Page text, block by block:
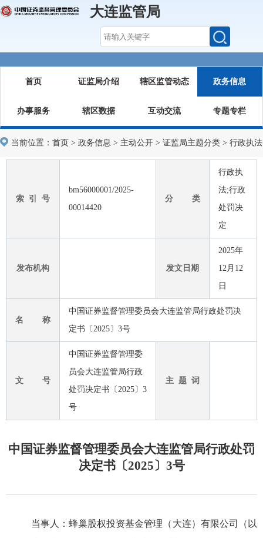
大连监管局
首页 证监局介绍 辖区监管动态 政务信息
办事服务 辖区数据 互动交流 专题专栏
当前位置： 首页 > 政务信息 > 主动公开 > 证监局主题分类 > 行政执法
索 引 号
bm56000001/2025-
00014420
分 类
行政执
法;行政
处罚决
定
发布机构 发文日期
2025年
12月12
日
名 称
中国证券监督管理委员会大连监管局行政处罚决
定书〔2025〕3号
文 号
中国证券监督管理委
员会大连监管局行政
处罚决定书〔2025〕3
号
主 题 词
中国证券监督管理委员会大连监管局行政处罚
决定书〔2025〕3号
当事人：蜂巢股权投资基金管理（大连）有限公司（以